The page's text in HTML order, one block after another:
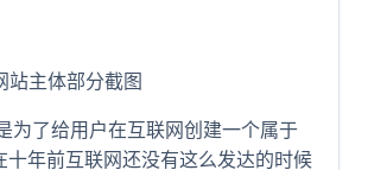
站主体部分截图
为了给用户在互联网创建一个属于
十年前互联网还没有这么发达的时候